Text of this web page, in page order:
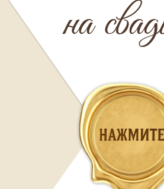
ВЫ НЕ ПРОСТО ТАК ПОЛУЧИЛИ ЭТО ПИСЬМО!
В ОСОБЕННЫЙДЛЯ НАС ДЕНЬ МЫ ОЧЕНЬ ХОТИМ,
ЧТОБЫ ВЫ БЫЛИ РЯДОМ!